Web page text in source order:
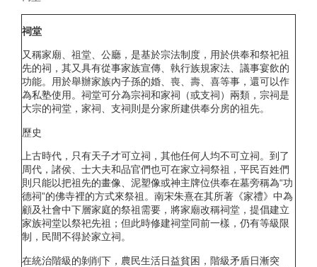
祠堂
又稱家廟、祖堂、公廳，是基於宗法制度，用於供奉和祭祀祖
先的祠，其又具有從事家族宣傳、執行族規家法、議事宴飲的
功能。用於舉辦家族內子孫的婚、喪、壽、喜等事，還可以作
為私塾使用。祠堂可分為宗祠和家祠（或支祠）兩類，宗祠是
大宗的祠堂，家祠、支祠則是分家所建供奉分房的祖先。
歷史
上古時代，只有天子才可立祠，其他任何人均不可立祠。到了
周代，諸侯、士大夫和品官們也可在家立祠祭祖，平民百姓們
則只能以把祖先的畫像、泥塑像或神主牌位供奉在墓旁稱為“功
德祠”的佛寺裡的方式來祭祖。南宋朱熹在其所著《家禮》中為
顧及社會中下層家庭的祭祖需要，將家廟改稱祠堂，提倡建立
家族祠堂以祭祀先祖；但此時修建祠堂同前一樣，仍有等級限
制，民間不得於家立祠。
在統治階級的剝削下，農民生活日益貧困，階級矛盾日漸突